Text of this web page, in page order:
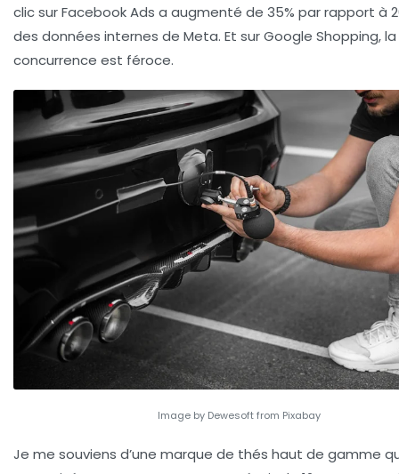
clic sur Facebook Ads a augmenté de 35% par rapport à
des données internes de Meta. Et sur Google Shopping, la
concurrence est féroce.
Image by Dewesoft from Pixabay
Je me souviens d’une marque de thés haut de gamme